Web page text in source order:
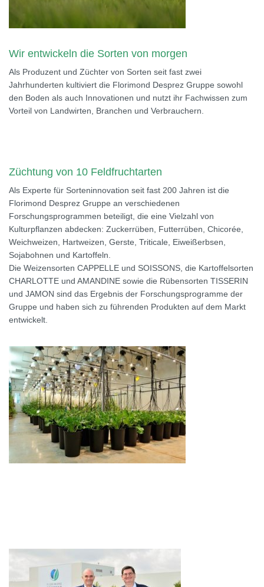
Wir entwickeln die Sorten von morgen
Als Produzent und Züchter von Sorten seit fast zwei
Jahrhunderten kultiviert die Florimond Desprez Gruppe sowohl
den Boden als auch Innovationen und nutzt ihr Fachwissen zum
Vorteil von Landwirten, Branchen und Verbrauchern.
Züchtung von 10 Feldfruchtarten
Als Experte für Sorteninnovation seit fast 200 Jahren ist die
Florimond Desprez Gruppe an verschiedenen
Forschungsprogrammen beteiligt, die eine Vielzahl von
Kulturpflanzen abdecken: Zuckerrüben, Futterrüben, Chicorée,
Weichweizen, Hartweizen, Gerste, Triticale, Eiweißerbsen,
Sojabohnen und Kartoffeln.
Die Weizensorten CAPPELLE und SOISSONS, die Kartoffelsorten
CHARLOTTE und AMANDINE sowie die Rübensorten TISSERIN
und JAMON sind das Ergebnis der Forschungsprogramme der
Gruppe und haben sich zu führenden Produkten auf dem Markt
entwickelt.